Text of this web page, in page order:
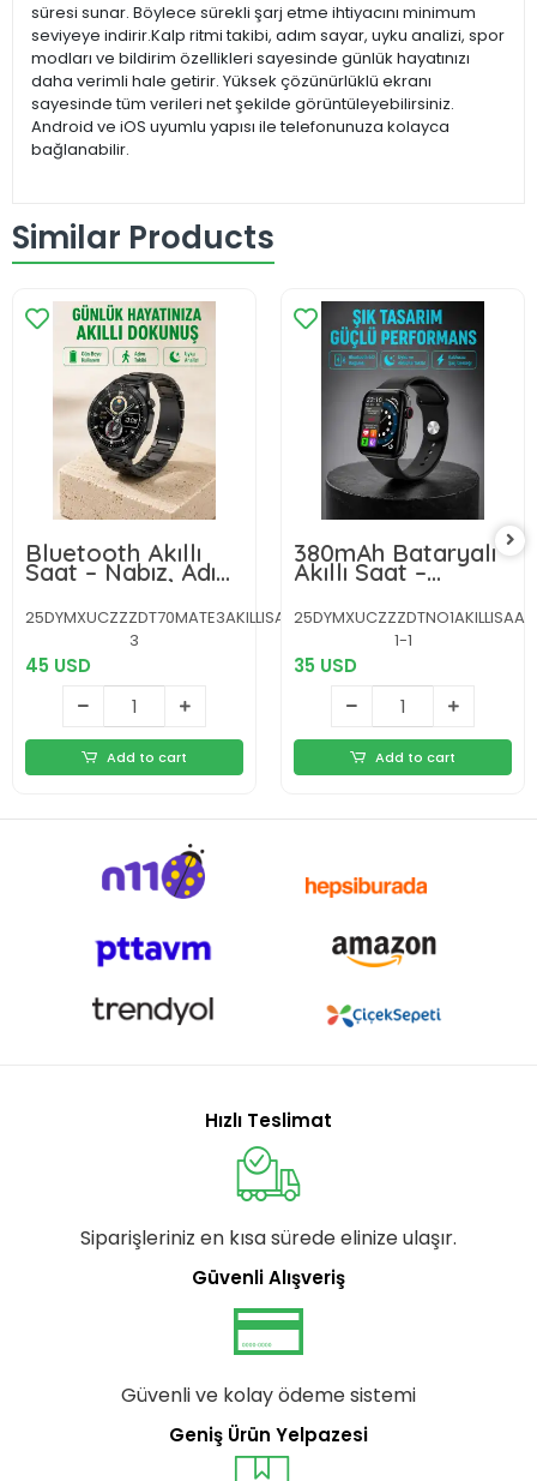
süresi sunar. Böylece sürekli şarj etme ihtiyacını minimum
seviyeye indirir.Kalp ritmi takibi, adım sayar, uyku analizi, spor
modları ve bildirim özellikleri sayesinde günlük hayatınızı
daha verimli hale getirir. Yüksek çözünürlüklü ekranı
sayesinde tüm verileri net şekilde görüntüleyebilirsiniz.
Android ve iOS uyumlu yapısı ile telefonunuza kolayca
bağlanabilir.
Similar Products
Bluetooth Akıllı
Saat – Nabız, Adım
Sayar, Uyku Takibi
ve Spor Modlarıyla
Akıllı Yaşam
25DYMXUCZZZDT70MATE3AKILLISAAT-
3
45 USD
Add to cart
380mAh Bataryalı
Akıllı Saat –
Arama, Bildirim,
AOD Ekran ve
Uzun Pil Ömrü
1-1
35 USD
Add to cart
Hızlı Teslimat
Siparişleriniz en kısa sürede elinize ulaşır.
Güvenli Alışveriş
Güvenli ve kolay ödeme sistemi
Geniş Ürün Yelpazesi